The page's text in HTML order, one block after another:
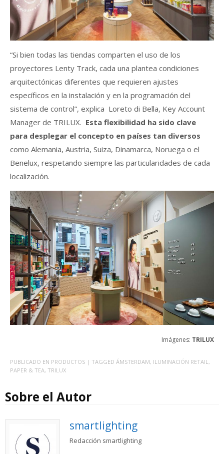
“Si bien todas las tiendas comparten el uso de los
proyectores Lenty Track, cada una plantea condiciones
arquitectónicas diferentes que requieren ajustes
específicos en la instalación y en la programación del
sistema de control”, explica Loreto di Bella, Key Account
Manager de TRILUX. Esta flexibilidad ha sido clave
para desplegar el concepto en países tan diversos
como Alemania, Austria, Suiza, Dinamarca, Noruega o el
Benelux, respetando siempre las particularidades de cada
localización.
Imágenes: TRILUX
PUBLICADO EN PRODUCTOS | TAGGED ÁMSTERDAM, ILUMINACIÓN RETAIL ,
PAPER & TEA, TRILUX
Sobre el Autor
smartlighting
Redacción smartlighting